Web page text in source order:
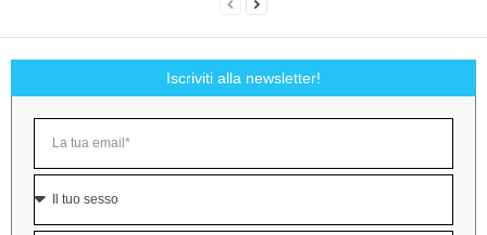
Iscriviti alla newsletter!